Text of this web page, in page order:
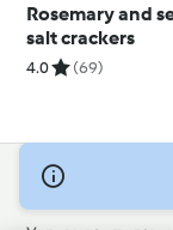
Rosemary and
salt crackers
4.0 (69)
© Авторско право